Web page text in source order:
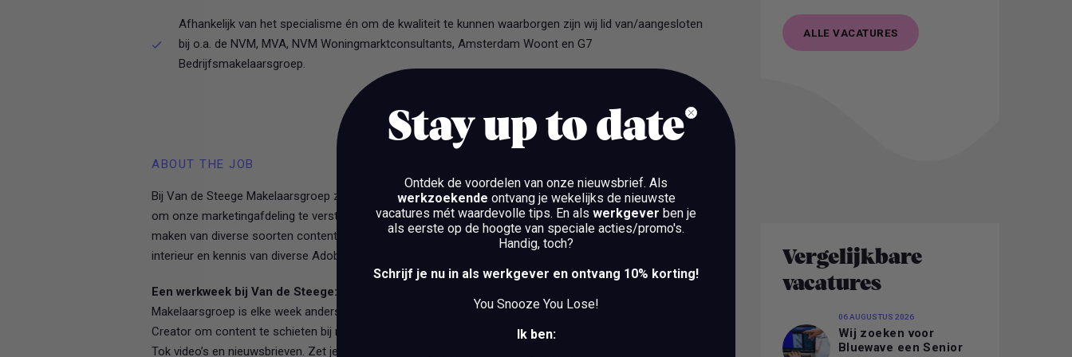
Afhankelijk van het specialisme én om de kwaliteit te kunnen waarborgen zijn wij lid van/aangesloten
bij o.a. de NVM, MVA, NVM Woningmarktconsultants, Amsterdam Woont en G7
Bedrijfsmakelaarsgroep.
ABOUT THE JOB
Bij Van de Steege Makelaarsgroep zijn wij per direct op zoek naar een creatieve en enthousiaste student
om onze marketingafdeling te versterken. Samen met onze Content Creator ga je aan de slag met het
maken van diverse soorten content. Zit jij vol met creatieve ideeën, heb je affiniteit met de makelaardij en
interieur en kennis van diverse Adobe programma’s? Dan zijn wij op zoek naar jou!
Een werkweek bij Van de Steege:
Makelaarsgroep is elke week anders. Zo kan het zijn dat je op maandag meegaat met onze Content
Creator om content te schieten bij meerdere woningen, werk je op dinsdag en woensdag aan Reels, Tik
Tok video’s en nieuwsbrieven. Zet je op donderdag alvast alle social media posts klaar voor het weekend.
ALLE VACATURES
Vergelijkbare
vacatures
06 AUGUSTUS 2026
Wij zoeken voor
Bluewave een Senior
Stay up to date
Ontdek de voordelen van onze nieuwsbrief. Als
werkzoekende ontvang je wekelijks de nieuwste
vacatures mét waardevolle tips. En als werkgever ben je
als eerste op de hoogte van speciale acties/promo's.
Handig, toch?
Schrijf je nu in als werkgever en ontvang 10% korting!
You Snooze You Lose!
Ik ben: